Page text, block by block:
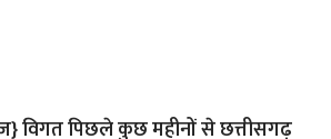
विगत पिछले कुछ महीनों से छत्तीसगढ़